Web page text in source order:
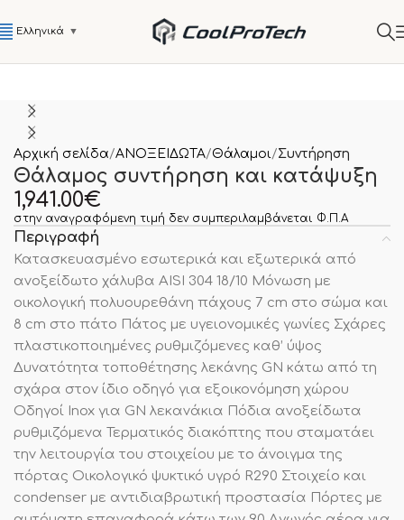
Ελληνικά ▼
Αρχική σελίδα ΑΝΟΞΕΙΔΩΤΑ Θάλαμοι Συντήρηση
Θάλαμος συντήρηση και κατάψυξη
1,941.00€
στην αναγραφόμενη τιμή δεν συμπεριλαμβάνεται Φ.Π.Α
Περιγραφή
Κατασκευασμένο εσωτερικά και εξωτερικά από
ανοξείδωτο χάλυβα AISI 304 18/10 Μόνωση με
οικολογική πολυουρεθάνη πάχους 7 cm στο σώμα και
8 cm στο πάτο Πάτος με υγειονομικές γωνίες Σχάρες
πλαστικοποιημένες ρυθμιζόμενες καθ’ ύψος
Δυνατότητα τοποθέτησης λεκάνης GN κάτω από τη
σχάρα στον ίδιο οδηγό για εξοικονόμηση χώρου
Οδηγοί Inox για GN λεκανάκια Πόδια ανοξείδωτα
ρυθμιζόμενα Τερματικός διακόπτης που σταματάει
την λειτουργία του στοιχείου με το άνοιγμα της
πόρτας Οικολογικό ψυκτικό υγρό R290 Στοιχείο και
condenser με αντιδιαβρωτική προστασία Πόρτες με